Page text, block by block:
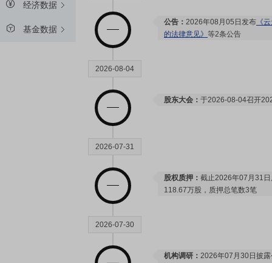
经济数据
基金数据
公告： 2026年08月05日发布 《
的法律意见》 等2条公告
2026-08-04
股东大会： 于2026-08-04召开
2026-07-31
股权质押： 截止2026年07月31
118.67万股，质押总笔数3笔
2026-07-30
机构调研： 2026年07月30日披